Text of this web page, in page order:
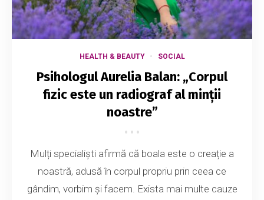
HEALTH & BEAUTY SOCIAL
Psihologul Aurelia Balan: „Corpul
fizic este un radiograf al minții
noastre”
Mulți specialiști afirmă că boala este o creație a
noastră, adusă în corpul propriu prin ceea ce
gândim, vorbim și facem. Exista mai multe cauze